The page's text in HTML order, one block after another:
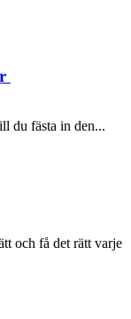
du fästa in den...
och få det rätt varje